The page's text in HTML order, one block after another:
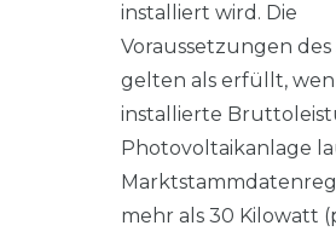
installiert wird. Die
Voraussetzungen des
gelten als erfüllt,
installierte
Photovoltaikanlage
mehr als 30 Kilowatt